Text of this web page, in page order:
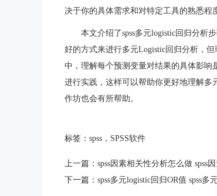
决于你的具体需求和对特定工具的熟悉程
本文介绍了spss多元logistic回归分析
好的方式来进行多元Logistic回归分析，
中，理解每个预测变量对结果的具体影
进行实践，这样可以帮助你更好地理解多
作坊也会有所帮助。
标签： spss ， SPSS软件
上一篇： spss因素相关性分析怎么做 spss
下一篇： spss多元logistic回归OR值 spss多